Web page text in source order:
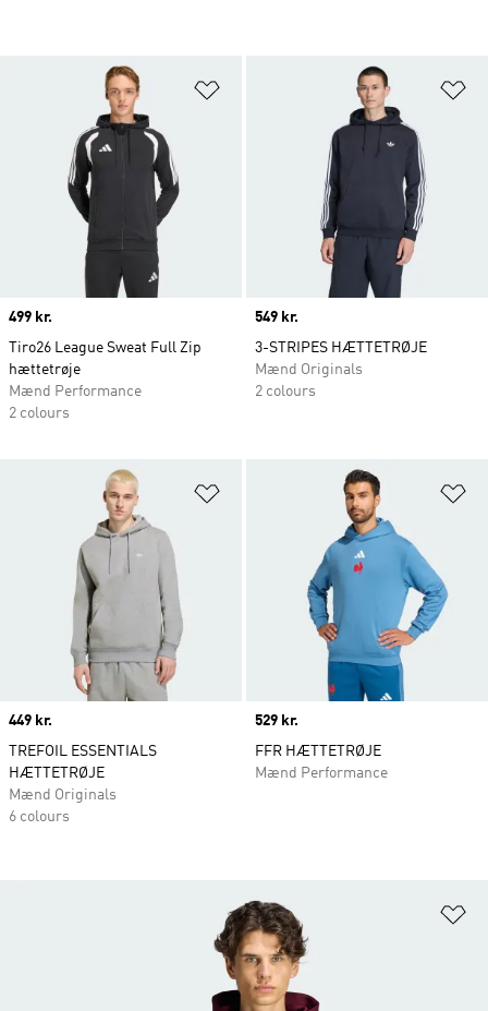
Price
499 kr.
Tiro26 League Sweat Full Zip
hættetrøje
Mænd Performance
2 colours
Price
549 kr.
3-STRIPES HÆTTETRØJE
Mænd Originals
2 colours
Føj til ønskeliste
Price
449 kr.
TREFOIL ESSENTIALS
HÆTTETRØJE
Mænd Originals
6 colours
Price
529 kr.
FFR HÆTTETRØJE
Mænd Performance